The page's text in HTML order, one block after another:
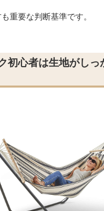
重要な判断基準です。
初心者は生地がしっ